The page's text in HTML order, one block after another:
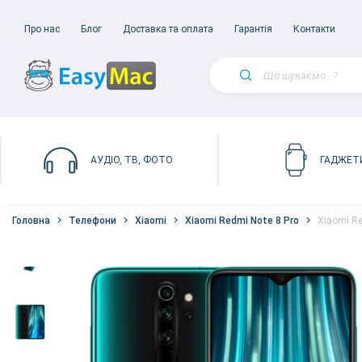
Про нас Блог Доставка та оплата Гарантія Контакти
АУДІО, ТВ, ФОТО
Головна Телефони Xiaomi Xiaomi Redmi Note 8 Pro Xiaomi